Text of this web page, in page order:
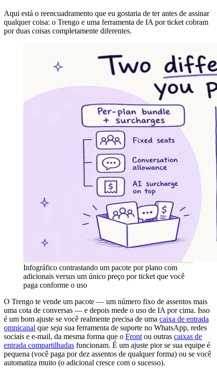
Aqui está o reencuadramento que eu gostaria de ter antes de assinar
qualquer coisa: o Trengo e uma ferramenta de IA por ticket cobram
por duas coisas completamente diferentes.
Infográfico contrastando um pacote por plano com
adicionais versus um único preço por ticket que você
paga conforme o uso
O Trengo te vende um pacote — um número fixo de assentos mais
uma cota de conversas — e depois mede o uso de IA por cima. Isso
é um bom ajuste se você realmente precisa de uma caixa de entrada
omnicanal que seja sua ferramenta de suporte no WhatsApp, redes
sociais e e-mail, da mesma forma que o Front ou outras caixas de
entrada compartilhadas funcionam. É um ajuste pior se sua equipe é
pequena (você paga por dez assentos de qualquer forma) ou se você
automatiza muito (o adicional cresce com o sucesso).